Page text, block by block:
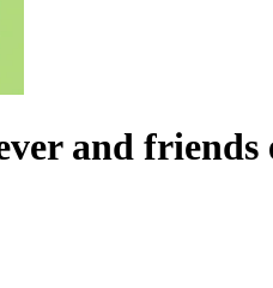
and friends